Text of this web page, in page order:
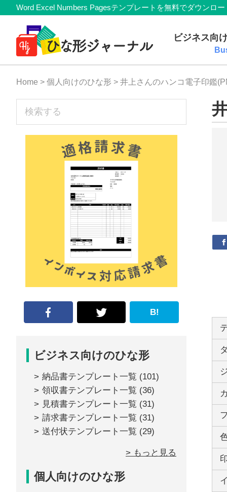
Skip
primary
navigation
Skip
content
Skip
primary
sidebar
Skip
footer
Member
Navigation
Word Excel Numbers Pagesテンプレートを無料でダウンロ
料
テ
ン
レ
形
ジ
ャ
ー
ナ
ビジネス向
Home > 個人向けのひな形 > 井上さんのハンコ電子印鑑
sidebar
B!
ビジネス向けのひな形
納品書テンプレート一覧 (101)
領収書テンプレート一覧 (36)
見積書テンプレート一覧 (31)
請求書テンプレート一覧 (31)
送付状テンプレート一覧 (29)
> もっと見る
個人向けのひな形